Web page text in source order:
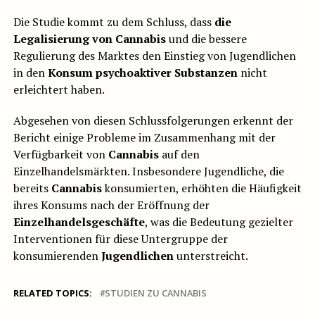
Die Studie kommt zu dem Schluss, dass die
Legalisierung von Cannabisund die bessere
Regulierung des Marktes den Einstieg von Jugendlichen
in denKonsum psychoaktiver Substanzennicht
erleichtert haben.
Abgesehen von diesen Schlussfolgerungen erkennt der
Bericht einige Probleme im Zusammenhang mit der
Verfügbarkeit von Cannabisauf den
Einzelhandelsmärkten. Insbesondere Jugendliche, die
bereits Cannabiskonsumierten, erhöhten die Häufigkeit
ihres Konsums nach der Eröffnung der
Einzelhandelsgeschäfte, was die Bedeutung gezielter
Interventionen für diese Untergruppe der
konsumierendenJugendlichenunterstreicht.
RELATED TOPICS: STUDIEN ZU CANNABIS